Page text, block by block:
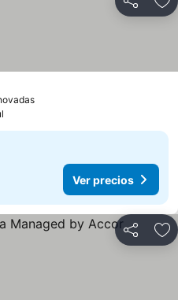
Compartir
Ver precios
Compartir